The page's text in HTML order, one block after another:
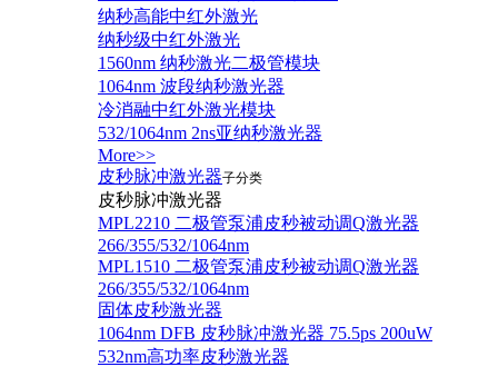
纳秒高能中红外激光
纳秒级中红外激光
1560nm 纳秒激光二极管模块
1064nm 波段纳秒激光器
冷消融中红外激光模块
532/1064nm 2ns亚纳秒激光器
More>>
皮秒脉冲激光器子分类
皮秒脉冲激光器
​MPL2210 二极管泵浦皮秒被动调Q激光器
266/355/532/1064nm
MPL1510 二极管泵浦皮秒被动调Q激光器
266/355/532/1064nm
固体皮秒激光器
1064nm DFB 皮秒脉冲激光器 75.5ps 200uW
532nm高功率皮秒激光器